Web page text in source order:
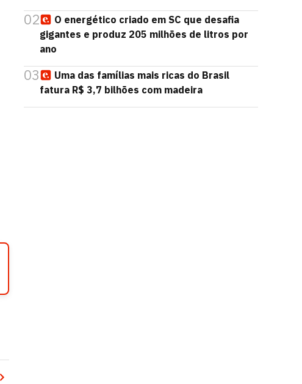
02
O energético criado em SC que desafia
gigantes e produz 205 milhões de litros por
ano
03
Uma das famílias mais ricas do Brasil
fatura R$ 3,7 bilhões com madeira